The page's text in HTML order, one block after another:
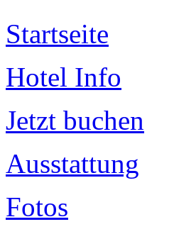
Startseite
Hotel Info
Jetzt buchen
Ausstattung
Fotos